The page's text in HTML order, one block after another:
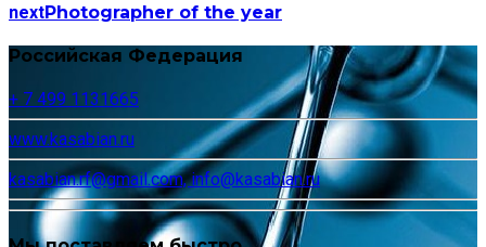
nextPhotographer of the year
Российская Федерация
+ 7 499 1131665
www.kasabian.ru
kasabian.rf@gmail.com, info@kasabian.ru